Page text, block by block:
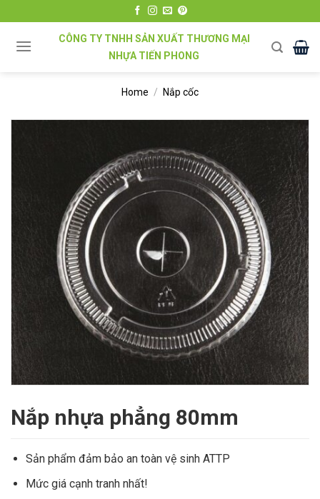
đến
CÔNG TY TNHH SẢN XUẤT THƯƠNG MẠI
NHỰA TIẾN PHONG
Home / Nắp cốc
Nắp nhựa phẳng 80mm
Sản phẩm đảm bảo an toàn vệ sinh ATTP
Mức giá cạnh tranh nhất!